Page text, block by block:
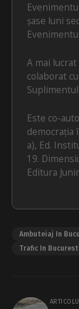
șase luni
A mai
colaborat
Este co-
democrația
a), Ed.
19.
Editura
Ambuteiaj In
Trafic In